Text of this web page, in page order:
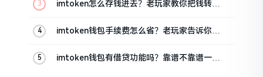
imtoken怎么存钱进去？老玩家教你把钱转进
imtoken钱包手续费怎么省？老玩家告诉你几
imtoken钱包有借贷功能吗？靠谱不靠谱一文